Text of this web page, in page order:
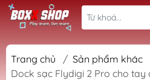
Trang chủ / Sản phẩm khác
Dock sạc Flydigi 2 Pro cho tay